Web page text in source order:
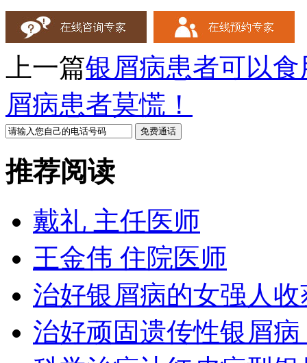
上一篇银屑病患者可以
屑病患者莫慌！
推荐阅读
戴礼 主任医师
王金伟 住院医师
治好银屑病的女强人
治好顽固遗传性银屑